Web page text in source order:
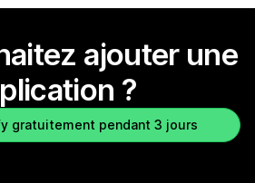
ajouter une
?
gratuitement pendant 3 jours